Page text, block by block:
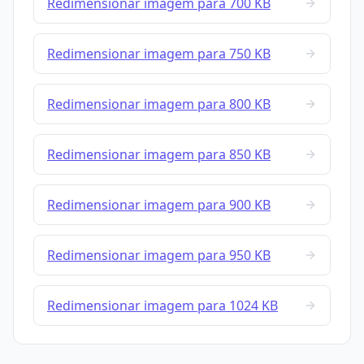
Redimensionar imagem para 750 KB
Redimensionar imagem para 800 KB
Redimensionar imagem para 850 KB
Redimensionar imagem para 900 KB
Redimensionar imagem para 950 KB
Redimensionar imagem para 1024 KB